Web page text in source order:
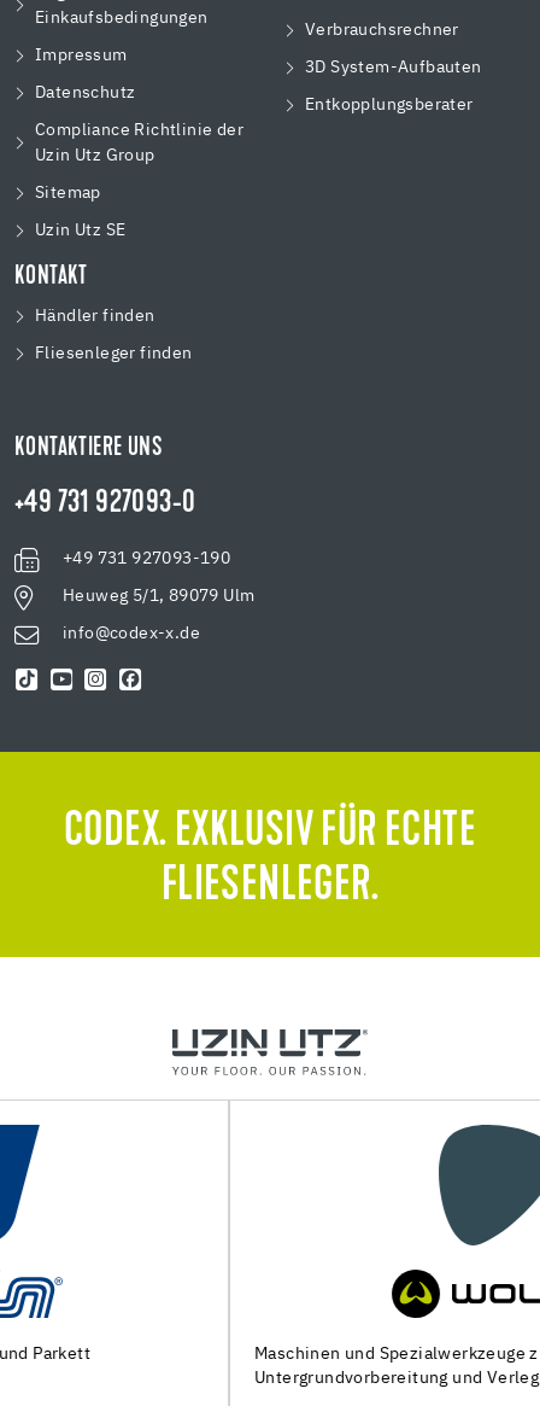
Einkaufsbedingungen
Impressum
Datenschutz
Compliance Richtlinie der
Uzin Utz Group
Sitemap
Uzin Utz SE
Verbrauchsrechner
3D System-Aufbauten
Entkopplungsberater
KONTAKT
Händler finden
Fliesenleger finden
KONTAKTIERE UNS
+49 731 927093-0
+49 731 927093-190
Heuweg 5/1, 89079 Ulm
info@codex-x.de
CODEX. EXKLUSIV FÜR ECHTE
FLIESENLEGER.
Maschinen und Spezialwerkzeuge zur
Untergrundvorbereitung und Verlegung von Bodenbelägen